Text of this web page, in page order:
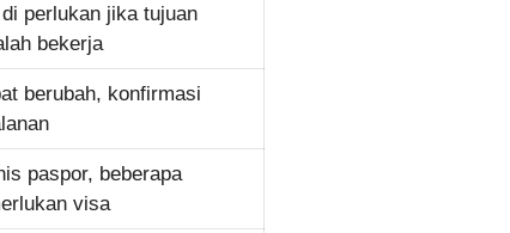
perlukan jika tujuan
bekerja
berubah, konfirmasi
paspor, beberapa
visa